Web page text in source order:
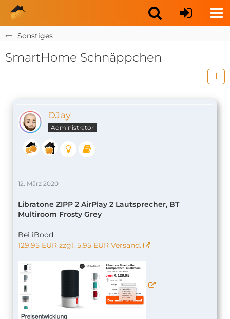
Sonstiges
SmartHome Schnäppchen
DJay
Administrator
12. März 2020
Libratone ZIPP 2 AirPlay 2 Lautsprecher, BT
Multiroom Frosty Grey
Bei iBood.
129,95 EUR zzgl. 5,95 EUR Versand.